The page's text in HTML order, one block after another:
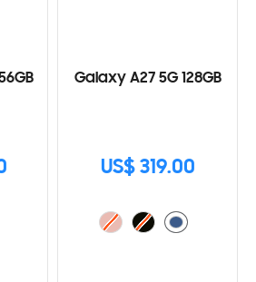
Galaxy A27 5G 128GB
US$ 319.00